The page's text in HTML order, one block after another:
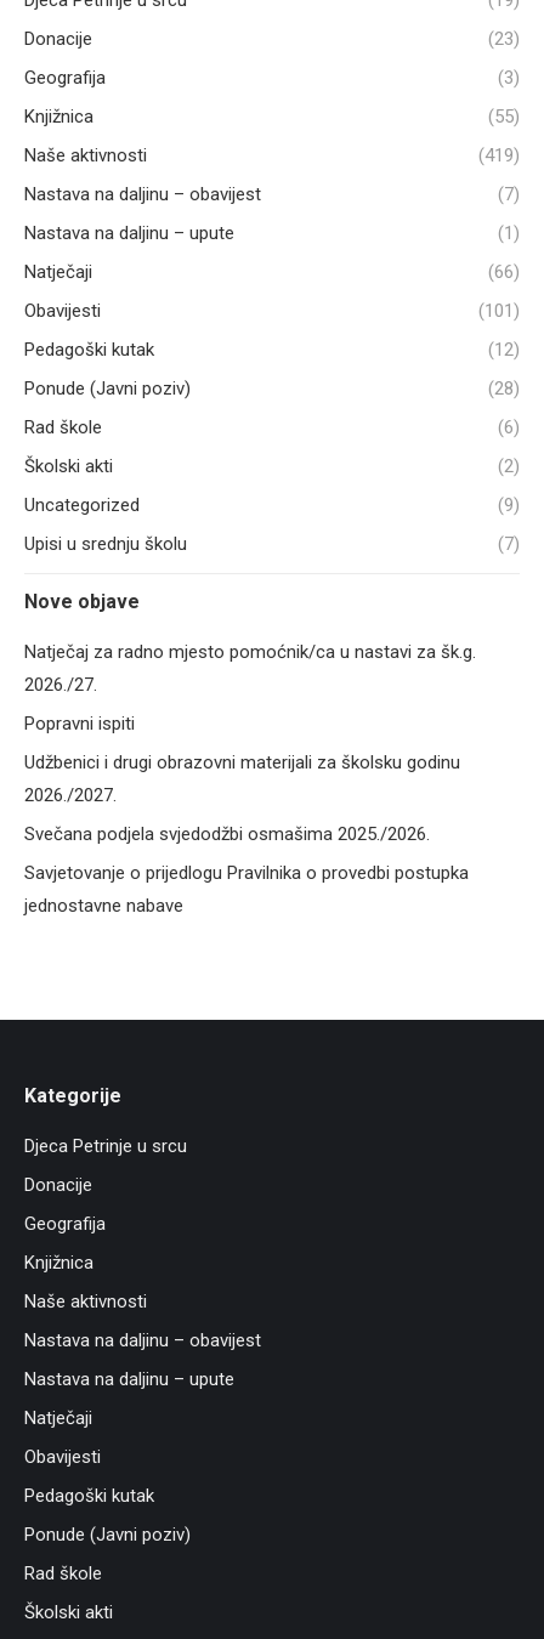
Donacije
(23)
Geografija
(3)
Knjižnica
(55)
Naše aktivnosti
(419)
Nastava na daljinu – obavijest
(7)
Nastava na daljinu – upute
(1)
Natječaji
(66)
Obavijesti
(101)
Pedagoški kutak
(12)
Ponude (Javni poziv)
(28)
Rad škole
(6)
Školski akti
(2)
Uncategorized
(9)
Upisi u srednju školu
(7)
Nove objave
Natječaj za radno mjesto pomoćnik/ca u nastavi za šk.g.
2026./27.
Popravni ispiti
Udžbenici i drugi obrazovni materijali za školsku godinu
2026./2027.
Svečana podjela svjedodžbi osmašima 2025./2026.
Savjetovanje o prijedlogu Pravilnika o provedbi postupka
jednostavne nabave
Kategorije
Djeca Petrinje u srcu
Donacije
Geografija
Knjižnica
Naše aktivnosti
Nastava na daljinu – obavijest
Nastava na daljinu – upute
Natječaji
Obavijesti
Pedagoški kutak
Ponude (Javni poziv)
Rad škole
Školski akti